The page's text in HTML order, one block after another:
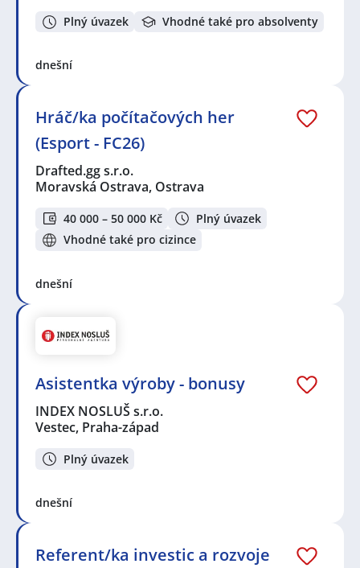
Plný úvazek Vhodné také pro absolventy
dnešní
Hráč/ka počítačových her
(Esport - FC26)
Drafted.gg s.r.o.
Moravská Ostrava, Ostrava
40 000 – 50 000 Kč
Plný úvazek
Vhodné také pro cizince
dnešní
Asistentka výroby - bonusy
INDEX NOSLUŠ s.r.o.
Vestec, Praha-západ
Plný úvazek
dnešní
Referent/ka investic a rozvoje